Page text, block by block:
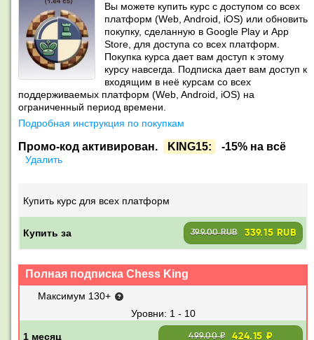
Вы можете купить курс с доступом со всех
платформ (Web, Android, iOS) или обновить
покупку, сделанную в Google Play и App
Store, для доступа со всех платформ.
Покупка курса дает вам доступ к этому
курсу навсегда. Подписка дает вам доступ к
входящим в неё курсам со всех
поддерживаемых платформ (Web, Android, iOS) на
ограниченный период времени.
Подробная инструкция по покупкам
Промо-код активирован. KING15: -15% на всё
Удалить
Купить курс для всех платформ
Купить за 399.00 RUB 339.15 RUB
Полная подписка Chess King
Максимум 130+
1 - 10
499.00 ₽ 424.15 ₽